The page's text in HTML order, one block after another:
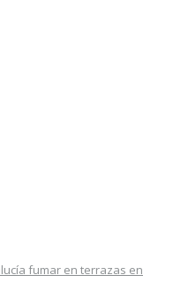
fumar en terrazas en